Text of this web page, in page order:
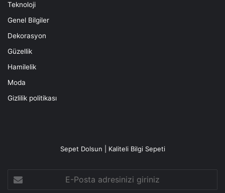
Teknoloji
Genel Bilgiler
Dekorasyon
Güzellik
Hamilelik
Moda
Gizlilik politikası
Sepet Dolsun | Kaliteli Bilgi Sepeti
Posta